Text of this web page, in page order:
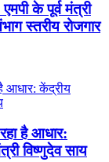
के पूर्व मंत्री
स्तरीय रोजगार
है आधार:
विष्णुदेव साय